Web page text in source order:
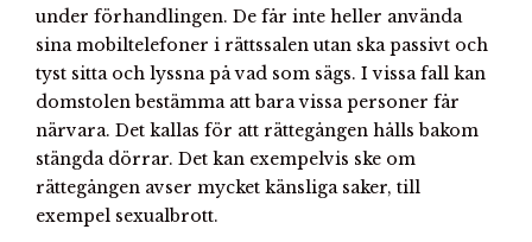
under förhandlingen. De får inte heller använda
sina mobiltelefoner i rättssalen utan ska passivt och
tyst sitta och lyssna på vad som sägs. I vissa fall kan
domstolen bestämma att bara vissa personer får
närvara. Det kallas för att rättegången hålls bakom
stängda dörrar. Det kan exempelvis ske om
rättegången avser mycket känsliga saker, till
exempel sexualbrott.